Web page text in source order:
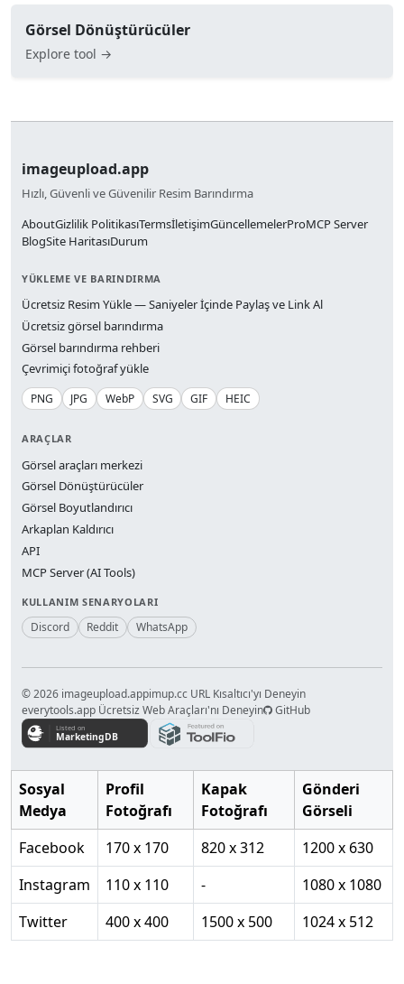
Görsel Dönüştürücüler
Explore tool →
imageupload.app
Hızlı, Güvenli ve Güvenilir Resim Barındırma
AboutGizlilik PolitikasıTermsİletişimGüncellemelerProMCP Server
BlogSite HaritasıDurum
YÜKLEME VE BARINDIRMA
Ücretsiz Resim Yükle — Saniyeler İçinde Paylaş ve Link Al
Ücretsiz görsel barındırma
Görsel barındırma rehberi
Çevrimiçi fotoğraf yükle
PNG JPG WebP SVG GIF HEIC
ARAÇLAR
Görsel araçları merkezi
Görsel Dönüştürücüler
Görsel Boyutlandırıcı
Arkaplan Kaldırıcı
API
MCP Server (AI Tools)
KULLANIM SENARYOLARI
Discord Reddit WhatsApp
© 2026 imageupload.appimup.cc URL Kısaltıcı'yı Deneyin
everytools.app Ücretsiz Web Araçları'nı Deneyin
GitHub
Sosyal
Medya
Profil
Fotoğrafı
Kapak
Fotoğrafı
Gönderi
Görseli
Facebook
170 x 170 820 x 312
1200 x 630
Instagram
110 x 110 -
1080 x 1080
Twitter
400 x 400 1500 x 500 1024 x 512